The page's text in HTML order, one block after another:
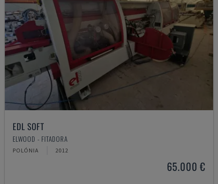
EDL SOFT
ELWOOD - FITADORA
POLÓNIA 2012
65.000 €